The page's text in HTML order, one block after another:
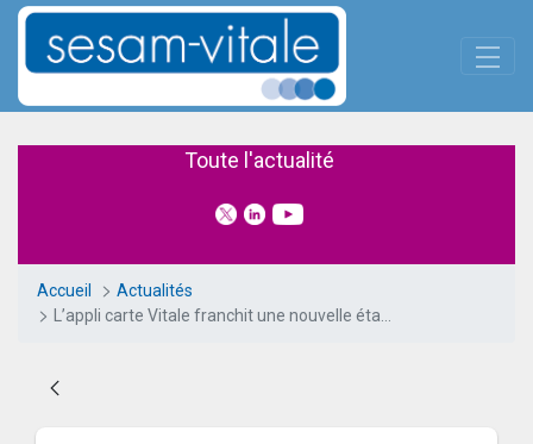
Saut au contenu principal
L’appli carte Vitale franchit
Toute l'actualité
Accueil
Actualités
L’appli carte Vitale franchit une nouvelle étape et devient Fournisseur d’Identité
Panneau de gestion des cookies